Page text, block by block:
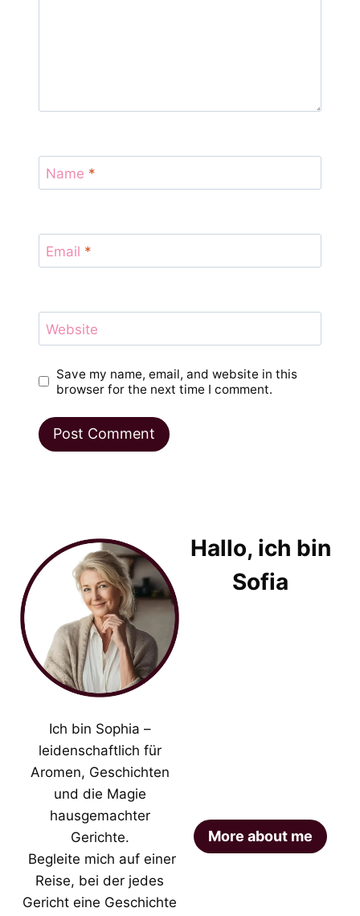
Name *
Email *
Website
Save my name, email, and website in this
browser for the next time I comment.
Hallo, ich bin
Sofia
Ich bin Sophia –
leidenschaftlich für
Aromen, Geschichten
und die Magie
hausgemachter
Gerichte.
Begleite mich auf einer
Reise, bei der jedes
Gericht eine Geschichte
More about me